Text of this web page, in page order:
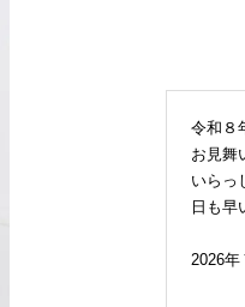
令和８
お見舞
いらっ
日も早
2026